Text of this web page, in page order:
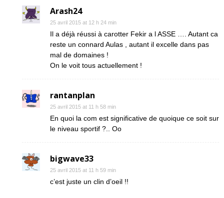
Arash24
25 avril 2015 at 12 h 24 min
Il a déjà réussi à carotter Fekir a l ASSE …. Autant ca
reste un connard Aulas , autant il excelle dans pas
mal de domaines !
On le voit tous actuellement !
rantanplan
25 avril 2015 at 11 h 58 min
En quoi la com est significative de quoique ce soit sur
le niveau sportif ?.. Oo
bigwave33
25 avril 2015 at 11 h 59 min
c’est juste un clin d’oeil !!